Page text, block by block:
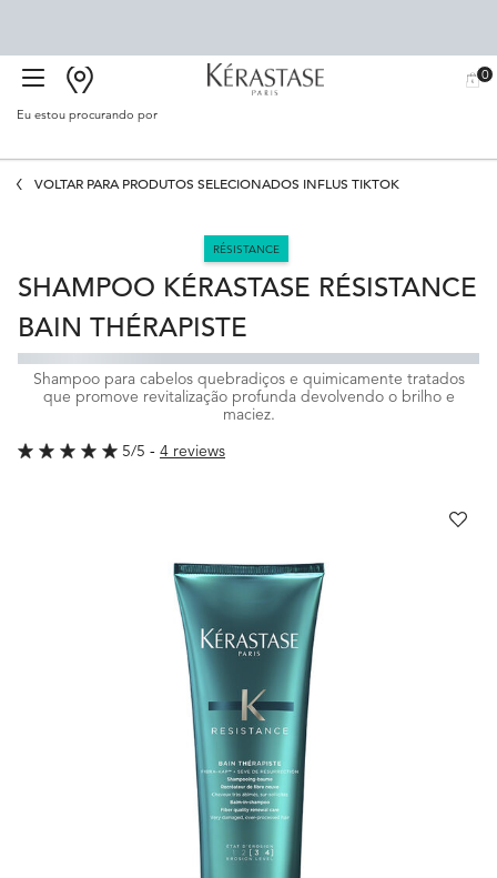
BUSCAR
MEU
0
0
Eu estou procurando por
VOLTAR PARA PRODUTOS SELECIONADOS INFLUS TIKTOK
RÉSISTANCE
SHAMPOO KÉRASTASE RÉSISTANCE
BAIN THÉRAPISTE
Shampoo para cabelos quebradiços e quimicamente tratados
que promove revitalização profunda devolvendo o brilho e
maciez.
5/5
4 reviews